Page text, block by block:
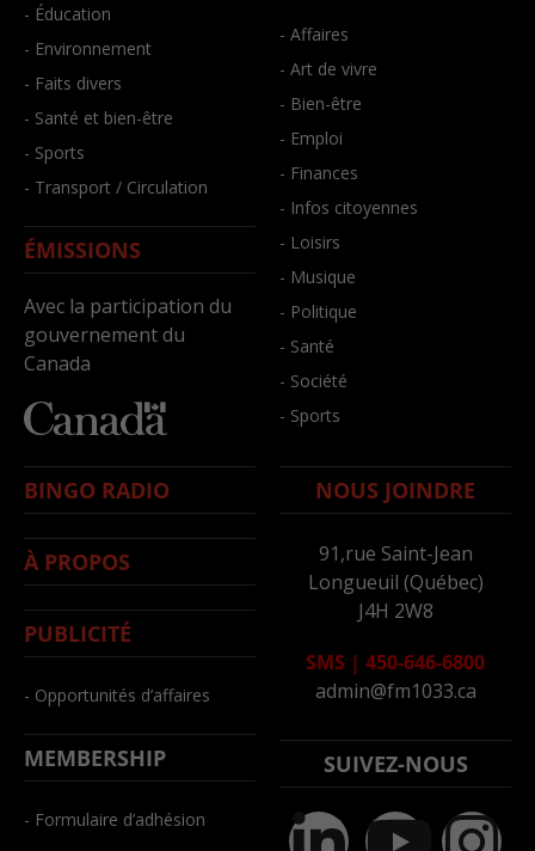
- Éducation
- Environnement
- Faits divers
- Santé et bien-être
- Sports
- Transport / Circulation
ÉMISSIONS
Avec la participation du
gouvernement du
Canada
- Affaires
- Art de vivre
- Bien-être
- Emploi
- Finances
- Infos citoyennes
- Loisirs
- Musique
- Politique
- Santé
- Société
- Sports
BINGO RADIO
À PROPOS
PUBLICITÉ
- Opportunités d’affaires
MEMBERSHIP
- Formulaire d’adhésion
NOUS JOINDRE
91,rue Saint-Jean
Longueuil (Québec)
J4H 2W8
SMS | 450-646-6800
admin@fm1033.ca
SUIVEZ-NOUS